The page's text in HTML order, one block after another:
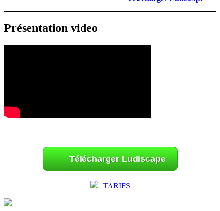
Présentation video
Télécharger Ludiscape
TARIFS